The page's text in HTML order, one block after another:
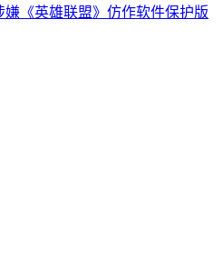
《英雄联盟》仿作软件保护版